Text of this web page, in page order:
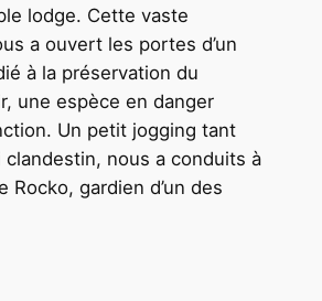
lodge. Cette vaste
a ouvert les portes d’un
à la préservation du
une espèce en danger
Un petit jogging tant
nous a conduits à
Rocko, gardien d’un des